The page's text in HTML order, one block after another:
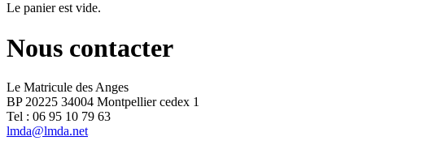
Le panier est vide.
Nous contacter
Le Matricule des Anges
BP 20225 34004 Montpellier cedex 1
Tel : ‭06 95 10 79 63
lmda@lmda.net